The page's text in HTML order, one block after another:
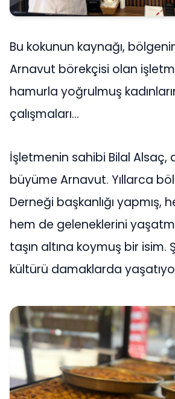
Bu kokunun kaynağı,
Arnavut börekçisi olan
hamurla yoğrulmuş
çalışmaları…
İşletmenin sahibi Bilal Alsaç,
büyüme Arnavut. Yıllarca
Derneği başkanlığı yapmış,
hem de geleneklerini
taşın altına koymuş bir isim.
kültürü damaklarda